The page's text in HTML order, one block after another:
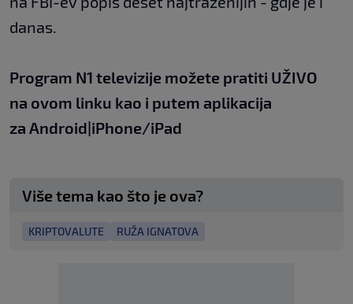
danas.
Program N1 televizije možete pratiti UŽIVO
na ovom linku kao i putem aplikacija
za Android iPhone/iPad
Više tema kao što je ova?
KRIPTOVALUTE RUŽA IGNATOVA